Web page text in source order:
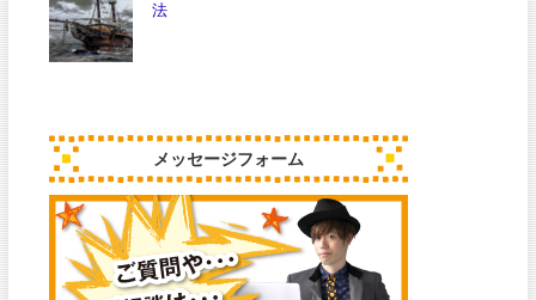
法
メッセージフォーム